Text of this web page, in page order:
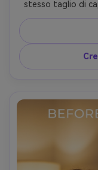
stesso taglio di
della pelle,